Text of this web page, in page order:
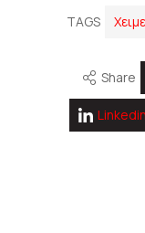
TAGS
Share
Linkedin